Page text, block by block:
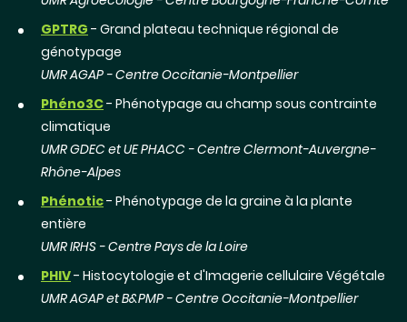
GPTRG - Grand plateau technique régional de
génotypage
UMR AGAP - Centre Occitanie-Montpellier
Phéno3C- Phénotypage au champ sous contrainte
climatique
UMR GDEC et UE PHACC - Centre Clermont-Auvergne-
Rhône-Alpes
Phénotic- Phénotypage de la graine à la plante
entière
UMR IRHS - Centre Pays de la Loire
PHIV- Histocytologie et d'Imagerie cellulaire Végétale
UMR AGAP et B&PMP - Centre Occitanie-Montpellier